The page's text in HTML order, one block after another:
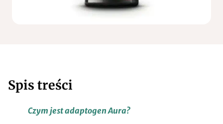
Spis treści
Czym jest adaptogen Aura?